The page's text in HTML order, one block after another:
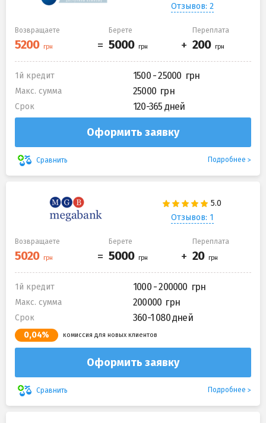
Отзывов: 2
Возвращаете Берете Переплата
1й кредит 1500 - 25000
Макс. сумма 25000
Срок 120-365 дней
Оформить заявку
Сравнить Подробнее
Отзывов: 1
Возвращаете Берете Переплата
1й кредит 1000 - 200000
Макс. сумма 200000
Срок 360-1 080 дней
0,04% комиссия для новых клиентов
Оформить заявку
Сравнить Подробнее